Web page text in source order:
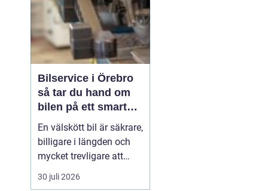
Bilservice i Örebro
så tar du hand om
bilen på ett smart
sätt
En välskött bil är säkrare,
billigare i längden och
mycket trevligare att
köra. Trots det väntar
många bilägare i Örebro
30 juli 2026